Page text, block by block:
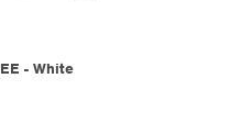
- White